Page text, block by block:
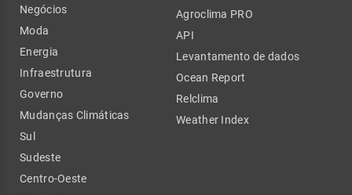
Negócios
Moda
Energia
Infraestrutura
Governo
Mudanças Climáticas
Sul
Sudeste
Centro-Oeste
Agroclima PRO
API
Levantamento de dados
Ocean Report
Relclima
Weather Index